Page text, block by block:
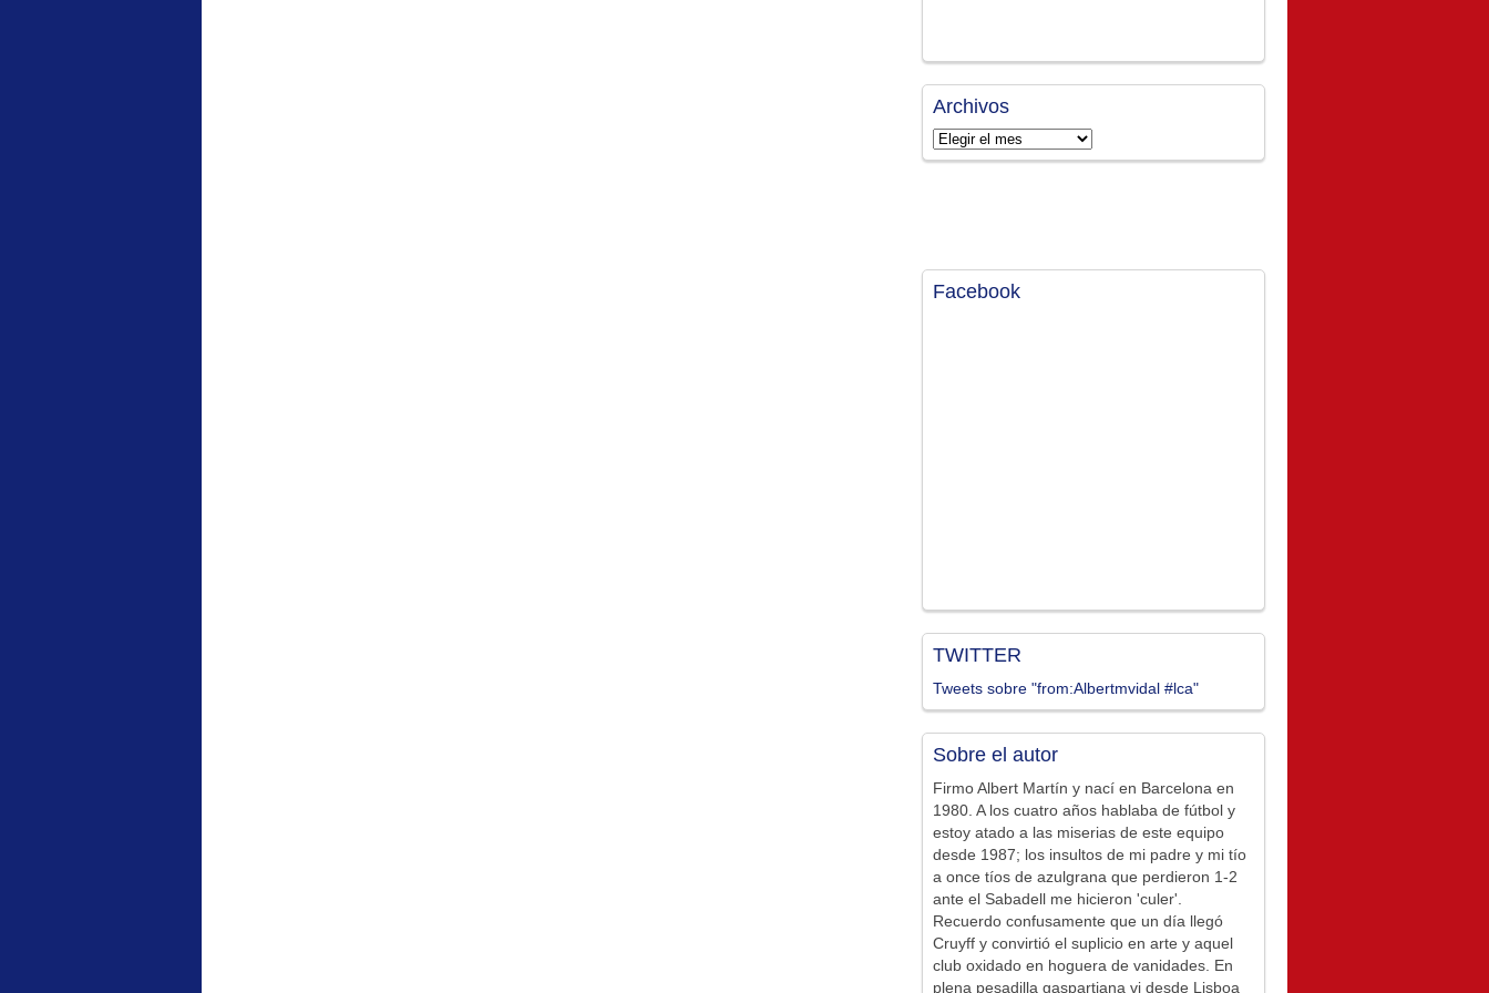
Archivos
Archivos
Facebook
TWITTER
Tweets sobre "from:Albertmvidal #lca"
Sobre el autor
Firmo Albert Martín y nací en Barcelona en
1980. A los cuatro años hablaba de fútbol y
estoy atado a las miserias de este equipo
desde 1987; los insultos de mi padre y mi tío
a once tíos de azulgrana que perdieron 1-2
ante el Sabadell me hicieron 'culer'.
Recuerdo confusamente que un día llegó
Cruyff y convirtió el suplicio en arte y aquel
club oxidado en hoguera de vanidades. En
plena pesadilla gaspartiana vi desde Lisboa